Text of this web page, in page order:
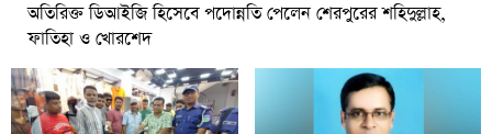
অতিরিক্ত ডিআইজি হিসেবে পদোন্নতি পেলেন শেরপুরের শহিদুল্লাহ,
ফাতিহা ও খোরশেদ